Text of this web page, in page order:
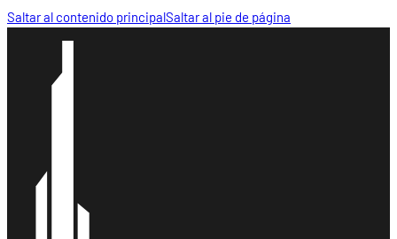
Saltar al contenido principalSaltar al pie de página